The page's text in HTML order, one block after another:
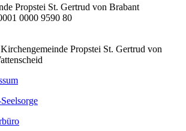
Propstei St. Gertrud von Brabant
0000 9590 80
Propstei St. Gertrud von